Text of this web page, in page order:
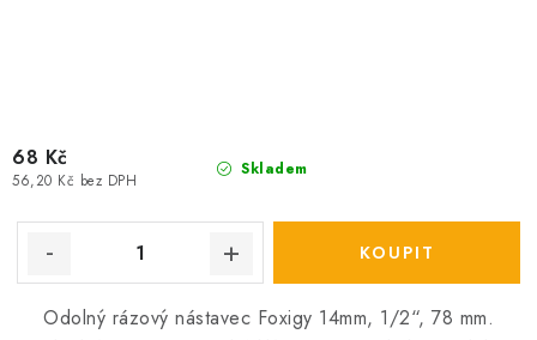
Skladem
56,20 Kč bez DPH
68 Kč
Odolný rázový nástavec Foxigy 14mm, 1/2“, 78 mm.